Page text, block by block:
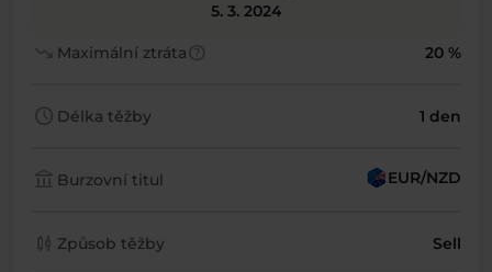
5. 3. 2024
trending_down Maximální ztrátahelp 20 %
schedule Délka těžby 1 den
account_balance Burzovní titul EUR/NZD
candlestick_chart Způsob těžby Sell